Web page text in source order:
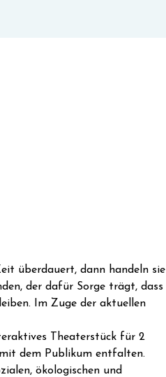
überdauert, dann handeln sie
der dafür Sorge trägt, dass
Im Zuge der aktuellen
Theaterstück für 2
mit dem Publikum entfalten.
ökologischen und